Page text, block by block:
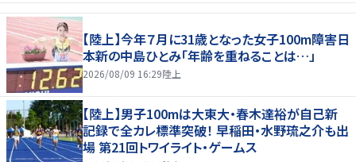
【陸上】今年７月に31歳となった女子100m障害日
本新の中島ひとみ「年齢を重ねることは…」
2026/08/09 16:29陸上
【陸上】男子100mは大東大・春木達裕が自己新
記録で全カレ標準突破！ 早稲田・水野琉之介も出
場 第21回トワイライト・ゲームス